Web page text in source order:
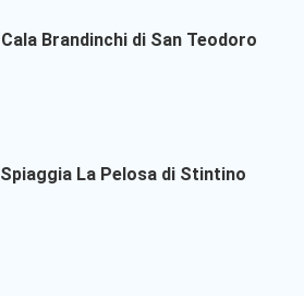
Cala Brandinchi di San Teodoro
Spiaggia La Pelosa di Stintino